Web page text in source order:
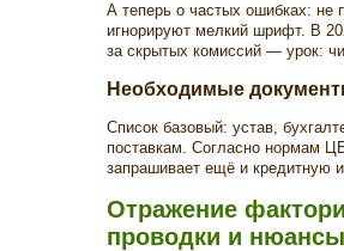
А теперь о частых ошибках: не
игнорируют мелкий шрифт. В
за скрытых комиссий — урок:
Необходимые
Список базовый: устав,
поставкам. Согласно нормам
запрашивает ещё и кредитную
Отражение
проводки и нюансы